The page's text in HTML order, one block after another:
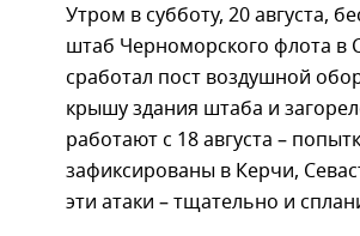
Утром в субботу, 20 августа,
штаб Черноморского флота в
сработал пост воздушной
крышу здания штаба и
работают с 18 августа –
зафиксированы в Керчи,
эти атаки – тщательно и